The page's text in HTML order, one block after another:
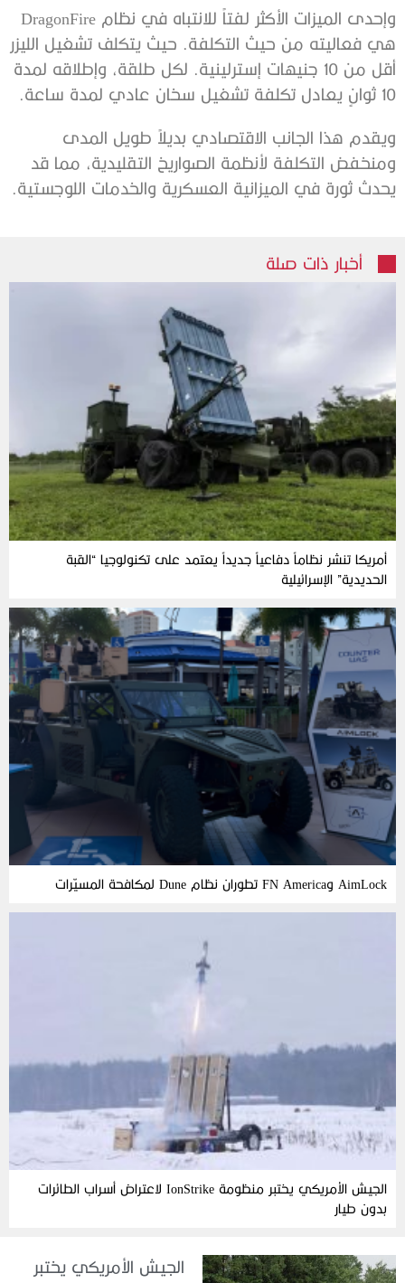
وإحدى الميزات الأكثر لفتاً للانتباه في نظام DragonFire
هي فعاليته من حيث التكلفة. حيث يتكلف تشغيل الليزر
أقل من 10 جنيهات إسترلينية. لكل طلقة، وإطلاقه لمدة
10 ثوانٍ يعادل تكلفة تشغيل سخان عادي لمدة ساعة.
ويقدم هذا الجانب الاقتصادي بديلاً طويل المدى
ومنخفض التكلفة لأنظمة الصواريخ التقليدية، مما قد
يحدث ثورة في الميزانية العسكرية والخدمات اللوجستية.
أخبار ذات صلة
أمريكا تنشر نظاماً دفاعياً جديداً يعتمد على تكنولوجيا “القبة
الحديدية” الإسرائيلية
AimLock وFN America تطوران نظام Dune لمكافحة المسيّرات
الجيش الأمريكي يختبر منظومة IonStrike لاعتراض أسراب الطائرات
بدون طيار
الجيش الأمريكي يختبر